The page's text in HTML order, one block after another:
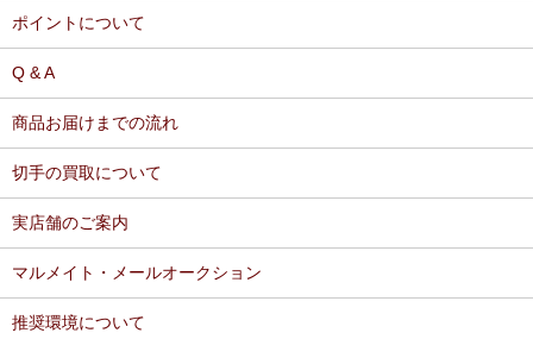
ポイントについて
Q & A
商品お届けまでの流れ
切手の買取について
実店舗のご案内
マルメイト・メールオークション
推奨環境について